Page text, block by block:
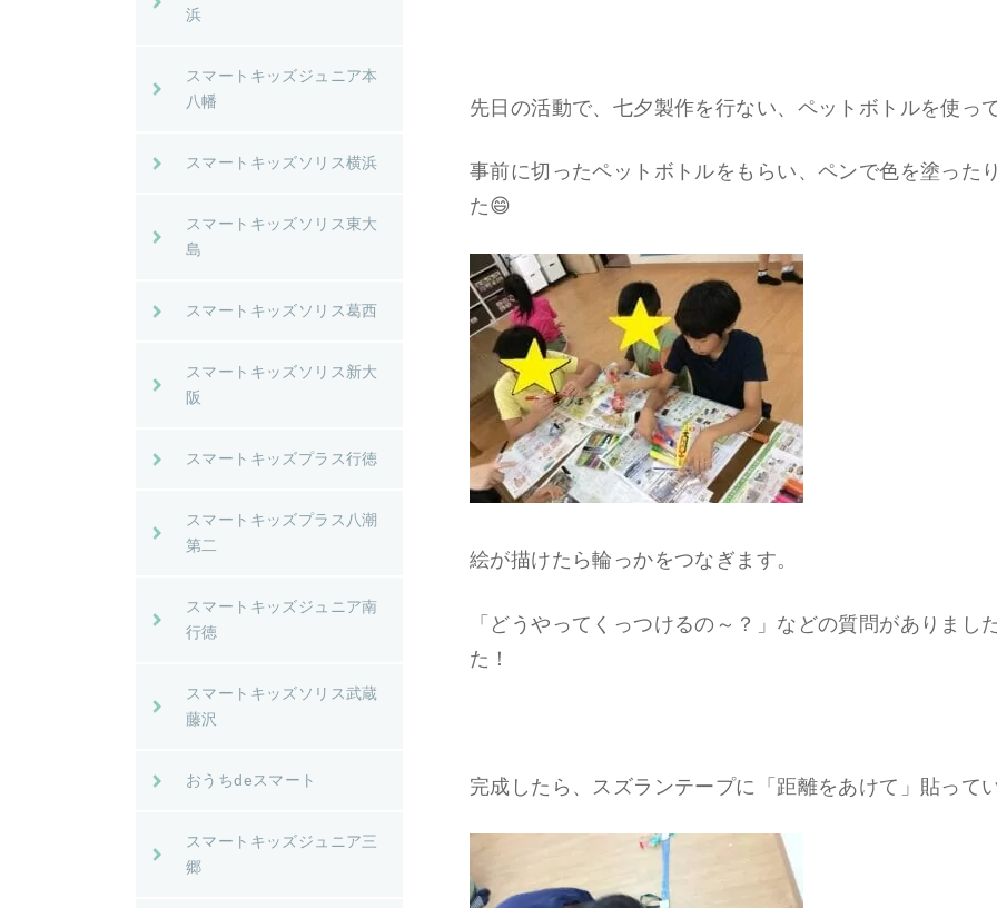
先日の活動で、七夕製作を行ない、 ペットボトルを使っ
事前に切ったペットボトルをもらい、ペンで色を塗った
た😄
絵が描けたら輪っかをつなぎます。
「どうやってくっつけるの～？」などの質問がありまし
た！
完成したら、スズランテープに「距離をあけて」貼って
浜
スマートキッズジュニア本
八幡
スマートキッズソリス横浜
スマートキッズソリス東大
島
スマートキッズソリス葛西
スマートキッズソリス新大
阪
スマートキッズプラス行徳
スマートキッズプラス八潮
第二
スマートキッズジュニア南
行徳
スマートキッズソリス武蔵
藤沢
おうちdeスマート
スマートキッズジュニア三
郷